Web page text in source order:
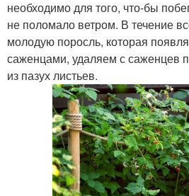
необходимо для того, что-бы
не поломало ветром. В течение
молодую поросль, которая
саженцами, удаляем с саженцев
из пазух листьев.